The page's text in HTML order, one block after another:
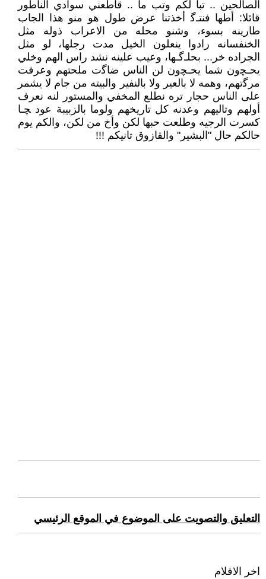
الصالحين .. تبا لكم وتب ما .. قاطعني سوادي الناطور
قائلا: أطها فنتـﮔ أخذتنا عرض طول هو منو هذا الجاب
طارينه بسوء، وشنو محله من الاعراب ذوله مثل
الخنفسانه رادوا ينعلون الخيل مدت رجلها، لو مثل
الجراده خر... بحلـﮔـها، وعيب علينه نشد راس الهم وخلي
يحـﭽون شما يحـﭽون لن الناس ضاﮔت ملحتهم وعرفت
مرﮔتهم، وهمه لا بالعير ولا بالنفير والبيته من جام لا يشمر
على الناس حجار تره نطلع المخفي والمستور لنه نعرف
أولهم وتاليهم وعدنه كل تاريخهم ولوما بالزبيبة عود ﭽـا
كسرت الرجيه وطلعت حبها لكن وأخ من لكن، والكم يوم
حالكم حال "البشير" والقازوق تانيكم !!!
التعليق والتصويت على الموضوع في الموقع الرئيسي
اخر الافلام